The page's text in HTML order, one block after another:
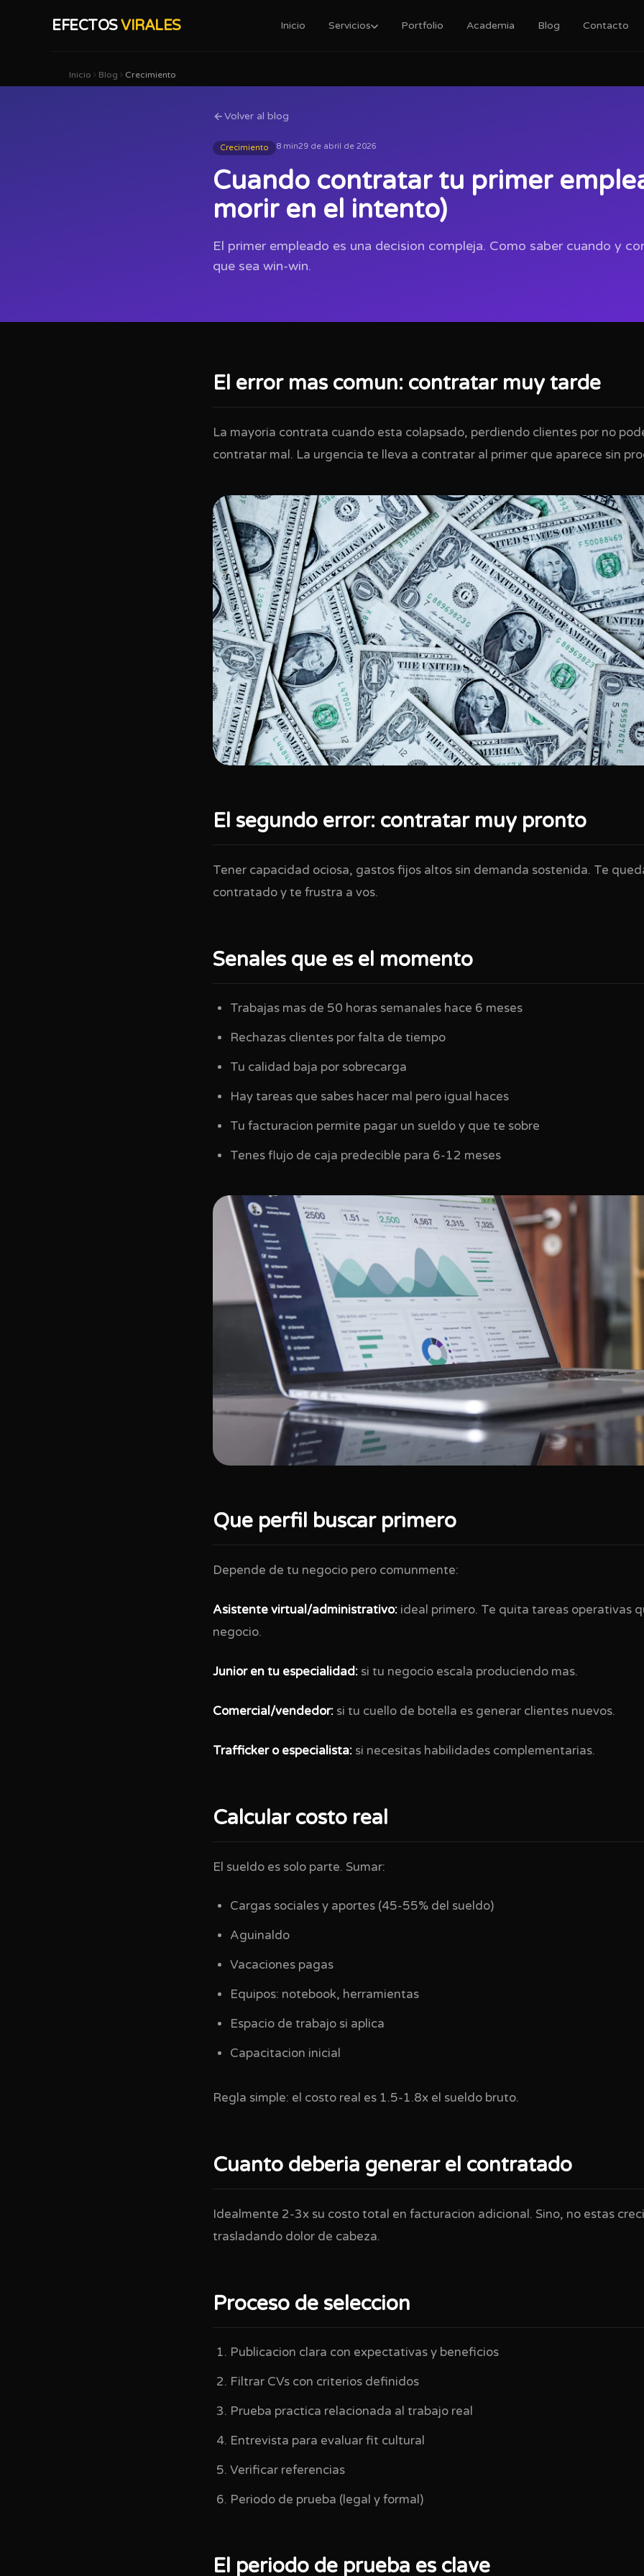
EFECTOSVIRALES Inicio Servicios Portfolio Academia Blog Contacto
Inicio Blog Crecimiento
Volver al blog
Crecimiento 8 min29 de abril de 2026
Cuando contratar tu primer
morir en el intento)
El primer empleado es una decision compleja. Como saber cuando y
que sea win-win.
El error mas comun: contratar muy tarde
La mayoria contrata cuando esta colapsado, perdiendo clientes por no
contratar mal. La urgencia te lleva a contratar al primer que aparece sin
El segundo error: contratar muy pronto
Tener capacidad ociosa, gastos fijos altos sin demanda sostenida. Te
contratado y te frustra a vos.
Senales que es el momento
Trabajas mas de 50 horas semanales hace 6 meses
Rechazas clientes por falta de tiempo
Tu calidad baja por sobrecarga
Hay tareas que sabes hacer mal pero igual haces
Tu facturacion permite pagar un sueldo y que te sobre
Tenes flujo de caja predecible para 6-12 meses
Que perfil buscar primero
Depende de tu negocio pero comunmente:
Asistente virtual/administrativo: ideal primero. Te quita tareas operativas
negocio.
Junior en tu especialidad: si tu negocio escala produciendo mas.
Comercial/vendedor: si tu cuello de botella es generar clientes nuevos.
Trafficker o especialista: si necesitas habilidades complementarias.
Calcular costo real
El sueldo es solo parte. Sumar:
Cargas sociales y aportes (45-55% del sueldo)
Aguinaldo
Vacaciones pagas
Equipos: notebook, herramientas
Espacio de trabajo si aplica
Capacitacion inicial
Regla simple: el costo real es 1.5-1.8x el sueldo bruto.
Cuanto deberia generar el contratado
Idealmente 2-3x su costo total en facturacion adicional. Sino, no estas
trasladando dolor de cabeza.
Proceso de seleccion
Publicacion clara con expectativas y beneficios
Filtrar CVs con criterios definidos
Prueba practica relacionada al trabajo real
Entrevista para evaluar fit cultural
Verificar referencias
Periodo de prueba (legal y formal)
El periodo de prueba es clave